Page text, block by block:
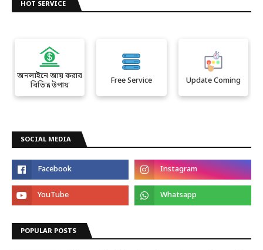
HOT SERVICE
অনলাইনে আয় করার
বিভিন্ন উপায়
Free Service Update Coming
SOCIAL MEDIA
POPULAR POSTS